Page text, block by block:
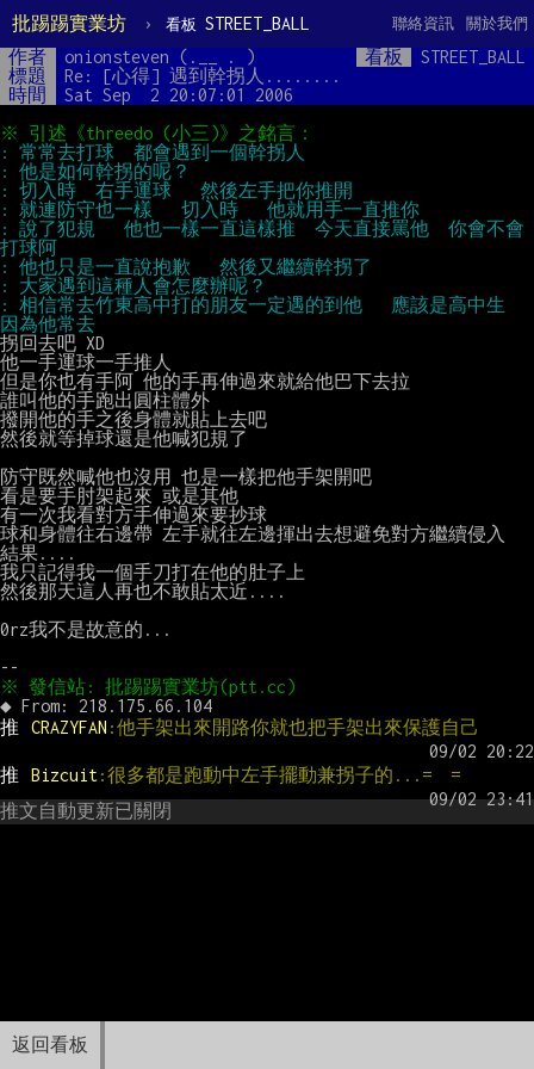
批踢踢實業坊 › 看板 STREET_BALL 關於我們
聯絡資訊
返回看板
作者 onionsteven (.__ . ) 看板
STREET_BALL
標題
Re: [心得] 遇到幹拐人........
時間
Sat Sep  2 20:07:01 2006
: 說了犯規   他也一樣一直這樣推  今天直接罵他  你會不會
: 相信常去竹東高中打的朋友一定遇的到他   應該是高中生
拐回去吧 XD
他一手運球一手推人
但是你也有手阿 他的手再伸過來就給他巴下去拉
誰叫他的手跑出圓柱體外
撥開他的手之後身體就貼上去吧
然後就等掉球還是他喊犯規了
防守既然喊他也沒用 也是一樣把他手架開吧
看是要手肘架起來 或是其他
有一次我看對方手伸過來要抄球
球和身體往右邊帶 左手就往左邊揮出去想避免對方繼續侵入
結果....
我只記得我一個手刀打在他的肚子上
然後那天這人再也不敢貼太近....
0rz我不是故意的...
推
CRAZYFAN :他手架出來開路你就也把手架出來保護自己
推 Bizcuit:很多都是跑動中左手擺動兼拐子的...=  =
推文自動更新已關閉